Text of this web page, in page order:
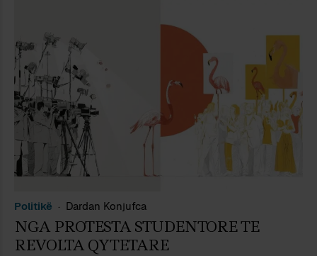
Politikë Dardan Konjufca
NGA PROTESTA STUDENTORE TE
REVOLTA QYTETARE